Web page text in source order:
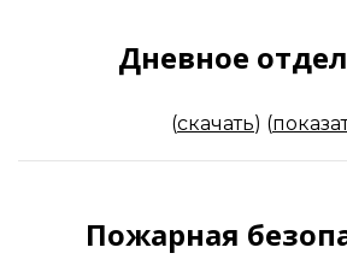
Дневное
(скачать) (
Пожарная